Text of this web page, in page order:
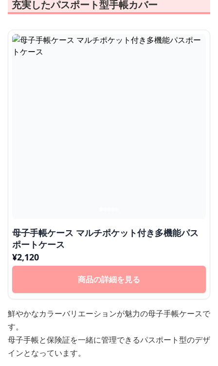
充実したパスポート型手帳カバー
母子手帳ケース マルチポケット付き多機能パス
ポートケース
¥2,120
商品の詳細を見る
鮮やかなカラーバリエーションが魅力の母子手帳ケースで
す。
母子手帳と保険証を一緒に管理できるパスポート型のデザ
インとなっています。